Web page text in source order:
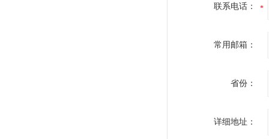
联系电话：
常用邮箱：
省份：
详细地址：